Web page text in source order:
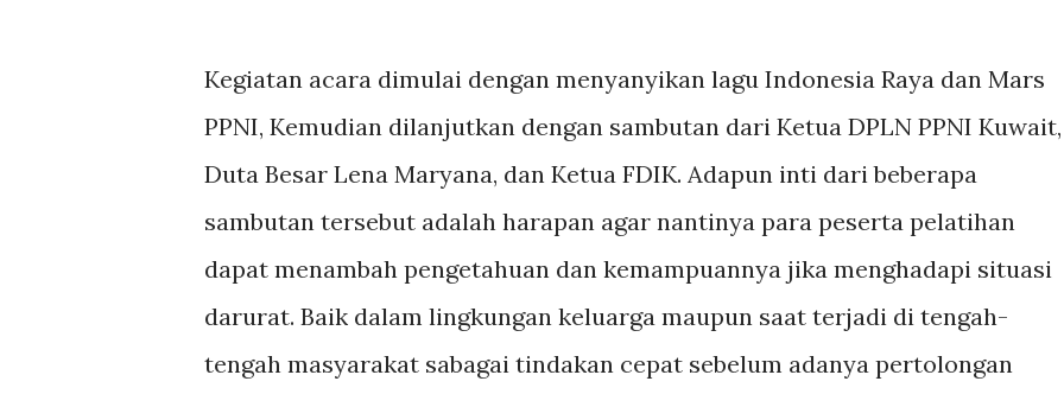
Kegiatan acara dimulai dengan menyanyikan lagu Indonesia Raya dan Mars
PPNI, Kemudian dilanjutkan dengan sambutan dari Ketua DPLN PPNI Kuwait,
Duta Besar Lena Maryana, dan Ketua FDIK. Adapun inti dari beberapa
sambutan tersebut adalah harapan agar nantinya para peserta pelatihan
dapat menambah pengetahuan dan kemampuannya jika menghadapi situasi
darurat. Baik dalam lingkungan keluarga maupun saat terjadi di tengah-
tengah masyarakat sabagai tindakan cepat sebelum adanya pertolongan